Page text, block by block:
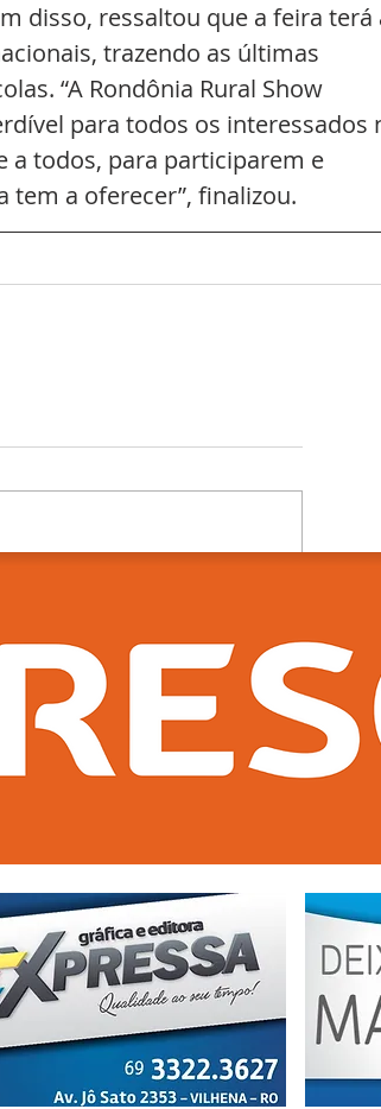
disso, ressaltou que a feira
trazendo as últimas
“A Rondônia Rural Show
para todos os interessados
a todos, para participarem e
a oferecer”, finalizou.